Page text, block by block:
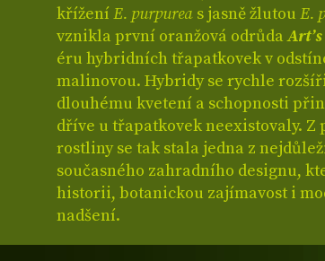
kříženíE. purpurea s jasně žlutouE.
vznikla první oranžová odrůda
éru hybridních třapatkovek v
malinovou. Hybridy se rychle
dlouhému kvetení a schopnosti
dříve u třapatkovek neexistovaly.
rostliny se tak stala jedna z
současného zahradního designu,
historii, botanickou zajímavost i
nadšení.